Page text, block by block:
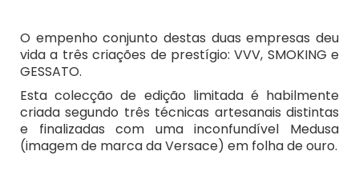
O empenho conjunto destas duas empresas deu
vida a três criações de prestígio: VVV, SMOKING e
GESSATO.
Esta colecção de edição limitada é habilmente
criada segundo três técnicas artesanais distintas
e finalizadas com uma inconfundível Medusa
(imagem de marca da Versace) em folha de ouro.